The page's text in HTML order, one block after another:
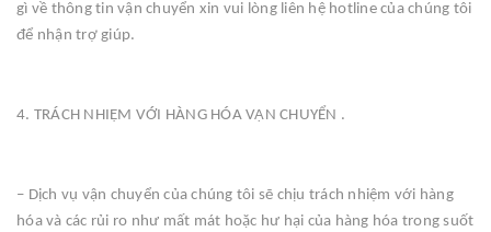
gì về thông tin vận chuyển xin vui lòng liên hệ hotline của chúng tôi
để nhận trợ giúp.
4. TRÁCH NHIỆM VỚI HÀNG HÓA VẬN CHUYỂN .
– Dịch vụ vận chuyển của chúng tôi sẽ chịu trách nhiệm với hàng
hóa và các rủi ro như mất mát hoặc hư hại của hàng hóa trong suốt